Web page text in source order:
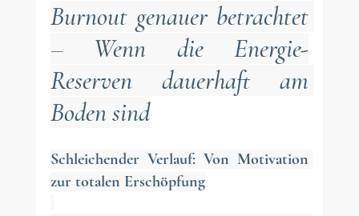
Burnout genauer betrachtet
– Wenn die Energie-
Reserven dauerhaft am
Boden sind
Schleichender Verlauf: Von Motivation
zur totalen Erschöpfung